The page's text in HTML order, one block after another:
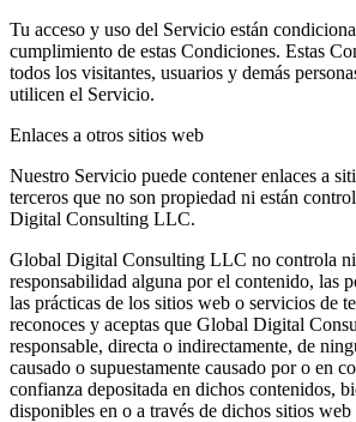
Tu acceso y uso del Servicio están
cumplimiento de estas Condiciones. Estas
todos los visitantes, usuarios y demás
utilicen el Servicio.
Enlaces a otros sitios web
Nuestro Servicio puede contener enlaces a
terceros que no son propiedad ni están
Digital Consulting LLC.
Global Digital Consulting LLC no controla ni
responsabilidad alguna por el contenido, las
las prácticas de los sitios web o servicios de
reconoces y aceptas que Global Digital
responsable, directa o indirectamente, de
causado o supuestamente causado por o en
confianza depositada en dichos contenidos,
disponibles en o a través de dichos sitios